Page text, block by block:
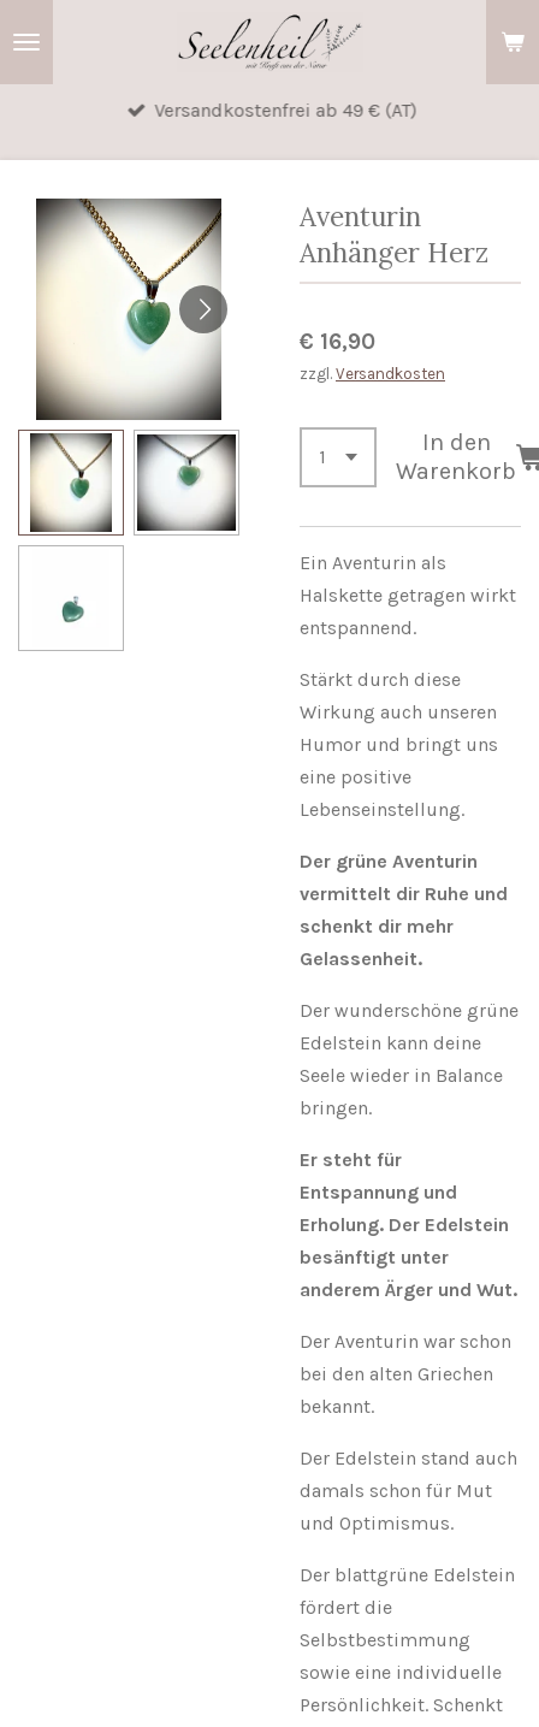
Versandkostenfrei ab 49 € (AT)
Aventurin
Anhänger Herz
€ 16,90
zzgl. Versandkosten
In den
Warenkorb
Ein Aventurin als
Halskette getragen wirkt
entspannend.
Stärkt durch diese
Wirkung auch unseren
Humor und bringt uns
eine positive
Lebenseinstellung.
Der grüne Aventurin
vermittelt dir Ruhe und
schenkt dir mehr
Gelassenheit.
Der wunderschöne grüne
Edelstein kann deine
Seele wieder in Balance
bringen.
Er steht für
Entspannung und
Erholung. Der Edelstein
besänftigt unter
anderem Ärger und Wut.
Der Aventurin war schon
bei den alten Griechen
bekannt.
Der Edelstein stand auch
damals schon für Mut
und Optimismus.
Der blattgrüne Edelstein
fördert die
Selbstbestimmung
sowie eine individuelle
Persönlichkeit. Schenkt